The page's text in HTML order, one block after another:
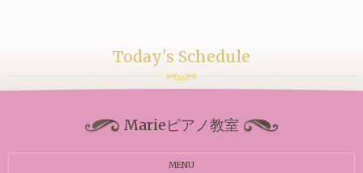
Today's Schedule
Marieピアノ教室
MENU